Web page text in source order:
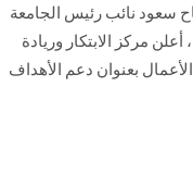
سعود نائب رئيس الجامعة
مركز الابتكار وريادة
الأعمال بعنوان دعم الأهداف